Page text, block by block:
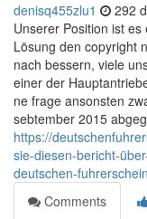
denisq455zlu1 292
Unserer Position ist
Lösung den copyright
nach bessern, viele
einer der
ne frage ansonsten
sebtember 2015
https://
sie-diesen-bericht-
deutschen-fuhrerschein
Comments